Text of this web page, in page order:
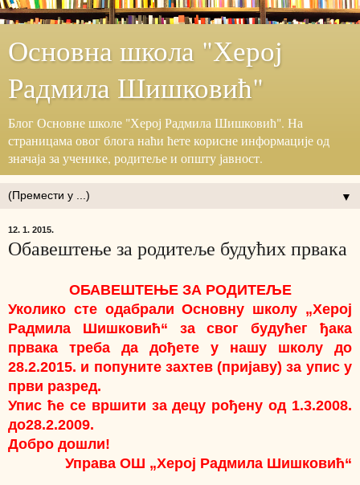
Основна школа "Херој
Радмила Шишковић"
Блог ‎Основне школе "Херој ‎Радмила Шишковић".‎ На
страницама овог блога наћи ћете корисне информације ‎од
значаја за ученике, родитеље и општу јавност.‎
▼
12. 1. 2015.
Обавештење за родитеље будућих првака
ОБАВЕШТЕЊЕ ЗА РОДИТЕЉЕ
Уколико сте одабрали Основну школу „Херој
Радмила Шишковић“ за свог будућег ђака
првака треба да дођете у нашу школу до
28.2.2015. и попуните захтев (пријаву) за упис у
први разред.
Упис ће се вршити за децу рођену од 1.3.2008.
до28.2.2009.
Добро дошли!
Управа ОШ „Херој Радмила Шишковић“